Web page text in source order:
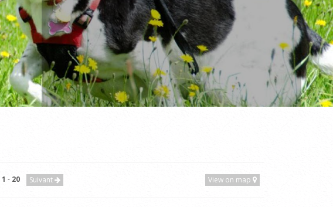
1 - 20 Suivant View on map